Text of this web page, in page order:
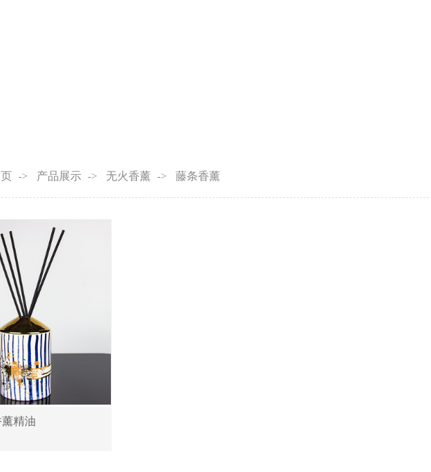
-> 产品展示 -> 无火香薰 -> 藤条香薰
精油